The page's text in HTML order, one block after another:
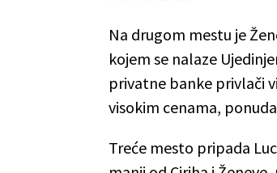
Na drugom mestu je
kojem se nalaze
privatne banke privlači
visokim cenama,
Treće mesto pripada